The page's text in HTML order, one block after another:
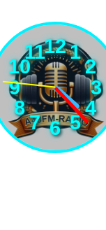
1
2
3
4
5
6
7
8
9
10
1112